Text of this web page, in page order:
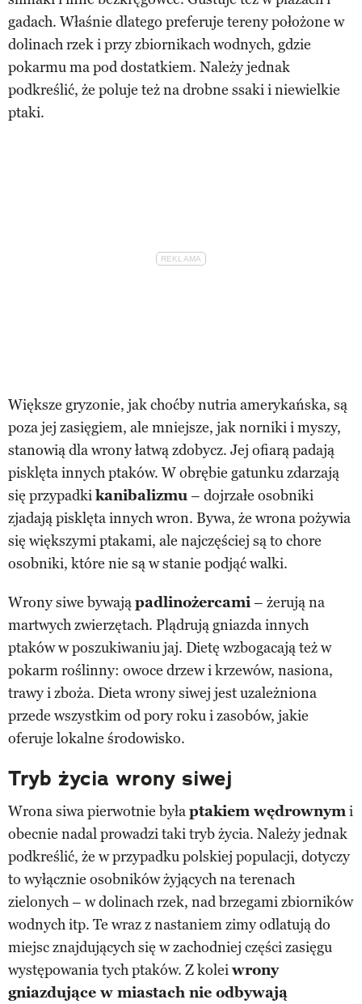
gadach. Właśnie dlatego preferuje tereny położone w
dolinach rzek i przy zbiornikach wodnych, gdzie
pokarmu ma pod dostatkiem. Należy jednak
podkreślić, że poluje też na drobne ssaki i niewielkie
ptaki.
Większe gryzonie, jak choćby nutria amerykańska, są
poza jej zasięgiem, ale mniejsze, jak norniki i myszy,
stanowią dla wrony łatwą zdobycz. Jej ofiarą padają
pisklęta innych ptaków. W obrębie gatunku zdarzają
się przypadkikanibalizmu– dojrzałe osobniki
zjadają pisklęta innych wron. Bywa, że wrona pożywia
się większymi ptakami, ale najczęściej są to chore
osobniki, które nie są w stanie podjąć walki.
Wrony siwe bywająpadlinożercami– żerują na
martwych zwierzętach. Plądrują gniazda innych
ptaków w poszukiwaniu jaj. Dietę wzbogacają też w
pokarm roślinny: owoce drzew i krzewów, nasiona,
trawy i zboża. Dieta wrony siwej jest uzależniona
przede wszystkim od pory roku i zasobów, jakie
oferuje lokalne środowisko.
Tryb życia wrony siwej
Wrona siwa pierwotnie byłaptakiem wędrownymi
obecnie nadal prowadzi taki tryb życia. Należy jednak
podkreślić, że w przypadku polskiej populacji, dotyczy
to wyłącznie osobników żyjących na terenach
zielonych – w dolinach rzek, nad brzegami zbiorników
wodnych itp. Te wraz z nastaniem zimy odlatują do
miejsc znajdujących się w zachodniej części zasięgu
występowania tych ptaków. Z koleiwrony
gniazdujące w miastach nie odbywają